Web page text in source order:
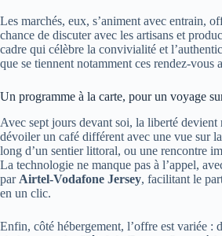
Les marchés, eux, s’animent avec entrain,
chance de discuter avec les artisans et
cadre qui célèbre la convivialité et
que se tiennent notamment ces rendez-vous
Un programme à la carte, pour un voyage
Avec sept jours devant soi, la liberté devient
dévoiler un café différent avec une vue sur
long d’un sentier littoral, ou une rencontre
La technologie ne manque pas à l’appel,
par Airtel-Vodafone Jersey, facilitant le
en un clic.
Enfin, côté hébergement, l’offre est variée :